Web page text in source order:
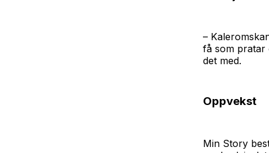
–
få som pratar
det med.
Oppvekst
Min Story